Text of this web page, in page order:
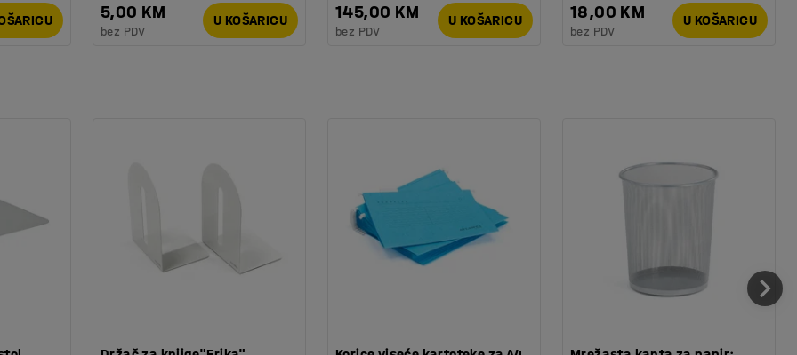
5,00 KM
bez PDV
U KOŠARICU 145,00 KM
bez PDV
U KOŠARICU 18,00 KM
bez PDV
U KOŠARICU